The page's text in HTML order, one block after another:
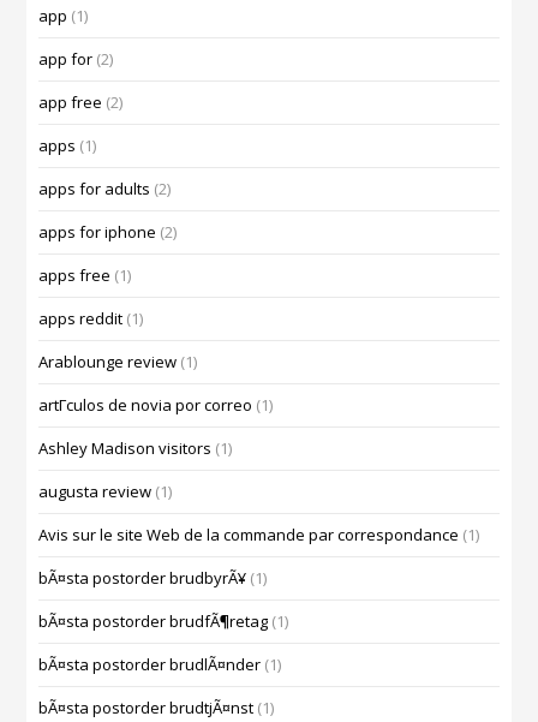
app (1)
app for (2)
app free (2)
apps (1)
apps for adults (2)
apps for iphone (2)
apps free (1)
apps reddit (1)
Arablounge review (1)
artГ­culos de novia por correo (1)
Ashley Madison visitors (1)
augusta review (1)
Avis sur le site Web de la commande par correspondance (1)
bÃ¤sta postorder brudbyrÃ¥ (1)
bÃ¤sta postorder brudfÃ¶retag (1)
bÃ¤sta postorder brudlÃ¤nder (1)
bÃ¤sta postorder brudtjÃ¤nst (1)